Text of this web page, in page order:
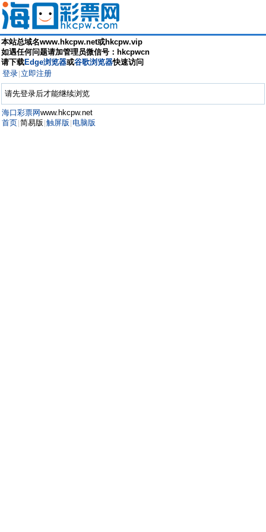
本站总域名www.hkcpw.net或hkcpw.vip
如遇任何问题请加管理员微信号：hkcpwcn
请下载Edge浏览器或谷歌浏览器快速访问
登录 立即注册
请先登录后才能继续浏览
海口彩票网www.hkcpw.net
首页 简易版 触屏版 电脑版